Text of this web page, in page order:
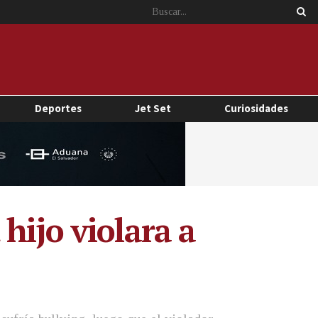
Deportes Jet Set Curiosidades
hijo violara a